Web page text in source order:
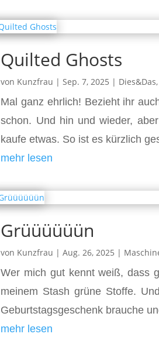
Quilted Ghosts
von Kunzfrau |Sep. 7, 2025 | Dies&Das,
Mal ganz ehrlich! Bezieht ihr
schon. Und hin und wieder,
kaufe etwas. So ist es kürzlich
mehr lesen
Grüüüüüün
von Kunzfrau |Aug. 26, 2025 |
Wer mich gut kennt weiß, dass
meinem Stash grüne Stoffe.
Geburtstagsgeschenk brauche
mehr lesen